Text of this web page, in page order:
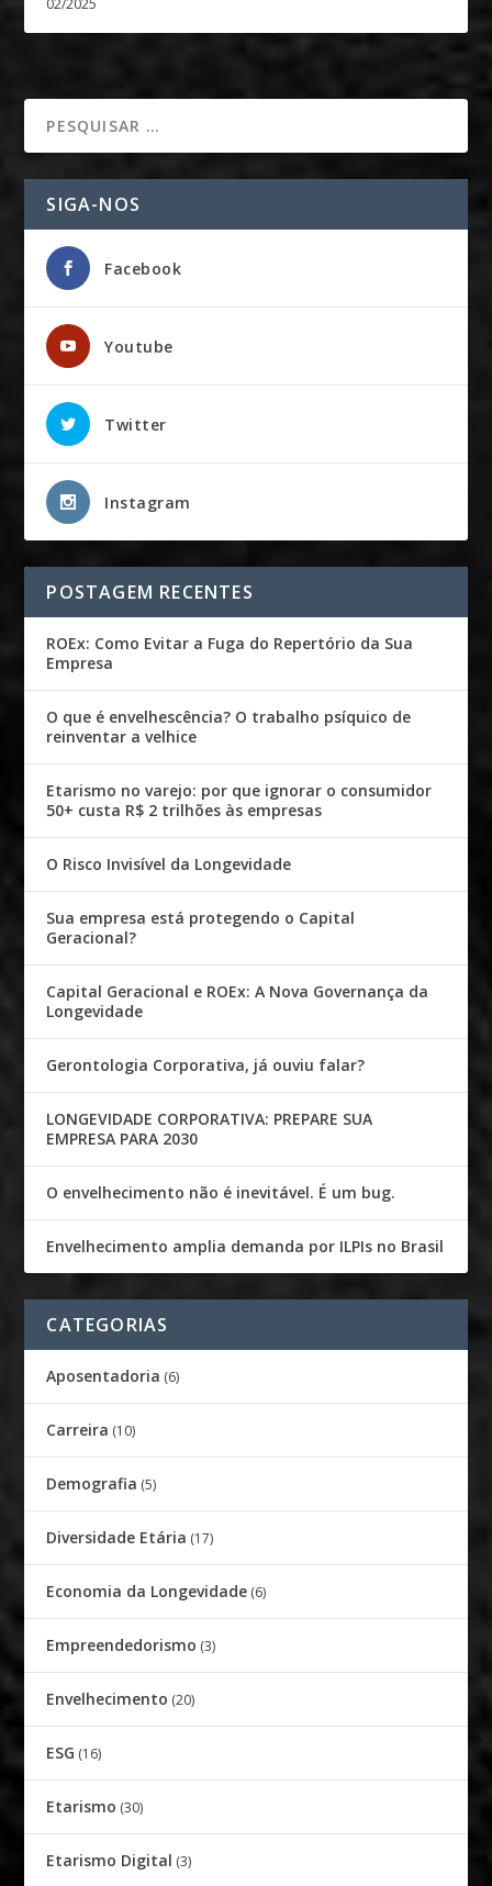
SIGA-NOS
Facebook
Youtube
Twitter
Instagram
POSTAGEM RECENTES
ROEx: Como Evitar a Fuga do Repertório da Sua
Empresa
O que é envelhescência? O trabalho psíquico de
reinventar a velhice
Etarismo no varejo: por que ignorar o consumidor
50+ custa R$ 2 trilhões às empresas
O Risco Invisível da Longevidade
Sua empresa está protegendo o Capital
Geracional?
Capital Geracional e ROEx: A Nova Governança da
Longevidade
Gerontologia Corporativa, já ouviu falar?
LONGEVIDADE CORPORATIVA: PREPARE SUA
EMPRESA PARA 2030
O envelhecimento não é inevitável. É um bug.
Envelhecimento amplia demanda por ILPIs no Brasil
CATEGORIAS
Aposentadoria (6)
Carreira (10)
Demografia (5)
Diversidade Etária (17)
Economia da Longevidade (6)
Empreendedorismo (3)
Envelhecimento (20)
ESG (16)
Etarismo (30)
Etarismo Digital (3)